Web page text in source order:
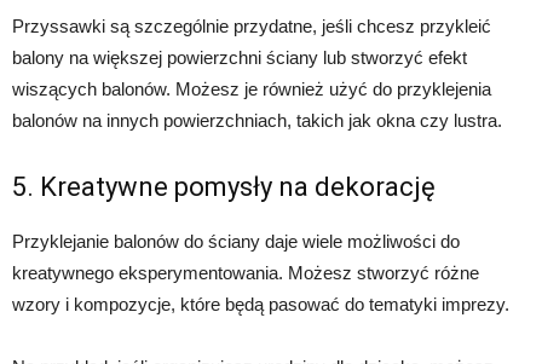
Przyssawki są szczególnie przydatne, jeśli chcesz przykleić
balony na większej powierzchni ściany lub stworzyć efekt
wiszących balonów. Możesz je również użyć do przyklejenia
balonów na innych powierzchniach, takich jak okna czy lustra.
5. Kreatywne pomysły na dekorację
Przyklejanie balonów do ściany daje wiele możliwości do
kreatywnego eksperymentowania. Możesz stworzyć różne
wzory i kompozycje, które będą pasować do tematyki imprezy.